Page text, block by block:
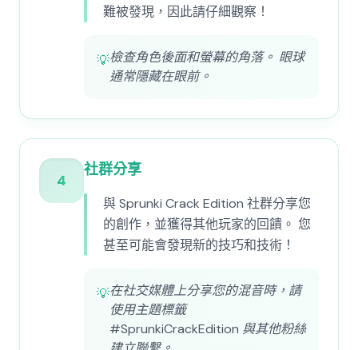
難被發現，因此請仔細觀察！
💡檢查角色後面和螢幕的角落。 眼球
通常隱藏在眼前。
4
社群分享
與 Sprunki Crack Edition 社群分享您
的創作，並獲得其他玩家的回饋。 您
甚至可能會發現新的技巧和技術！
💡在社交媒體上分享您的混音時，請
使用主題標籤
#SprunkiCrackEdition 與其他粉絲